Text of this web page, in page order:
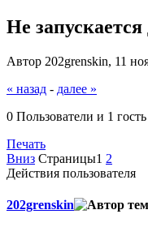
Не запускается
Автор 202grenskin, 11
« назад - далее »
0 Пользователи и 1
Печать
Вниз Страницы1 2
Действия пользователя
202grenskin